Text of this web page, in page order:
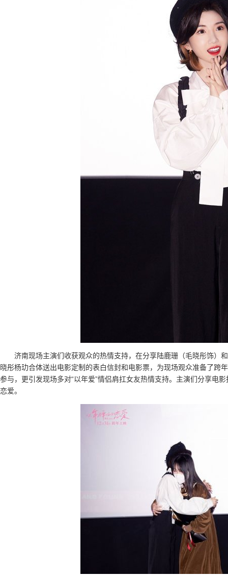
济南现场主演们收获观众的热情支持，在分享陆鹿珊（毛晓彤饰）
晓彤杨玏合体送出电影定制的表白信封和电影票，为现场观众准备了跨
参与，更引发现场多对“以年爱”情侣肩扛女友热情支持。主演们分享电
恋爱。